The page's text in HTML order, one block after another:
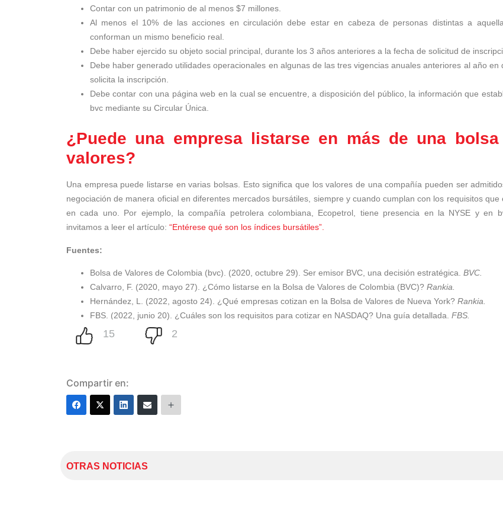
Contar con un patrimonio de al menos $7 millones.
Al menos el 10% de las acciones en circulación debe estar en cabeza de personas distintas a
conforman un mismo beneficio real.
Debe haber ejercido su objeto social principal, durante los 3 años anteriores a la fecha de solicitud de
Debe haber generado utilidades operacionales en algunas de las tres vigencias anuales anteriores al año en
solicita la inscripción.
Debe contar con una página web en la cual se encuentre, a disposición del público, la información que
bvc mediante su Circular Única.
¿Puede una empresa listarse en más de una
valores?
Una empresa puede listarse en varias bolsas. Esto significa que los valores de una compañía pueden ser
negociación de manera oficial en diferentes mercados bursátiles, siempre y cuando cumplan con los requisitos que
en cada uno. Por ejemplo, la compañía petrolera colombiana, Ecopetrol, tiene presencia en la NYSE y en
invitamos a leer el artículo: “Entérese qué son los índices bursátiles”.
Fuentes:
Bolsa de Valores de Colombia (bvc). (2020, octubre 29). Ser emisor BVC, una decisión estratégica. BVC.
Calvarro, F. (2020, mayo 27). ¿Cómo listarse en la Bolsa de Valores de Colombia (BVC)? Rankia.
Hernández, L. (2022, agosto 24). ¿Qué empresas cotizan en la Bolsa de Valores de Nueva York? Rankia.
FBS. (2022, junio 20). ¿Cuáles son los requisitos para cotizar en NASDAQ? Una guía detallada. FBS.
Compartir en:
OTRAS NOTICIAS